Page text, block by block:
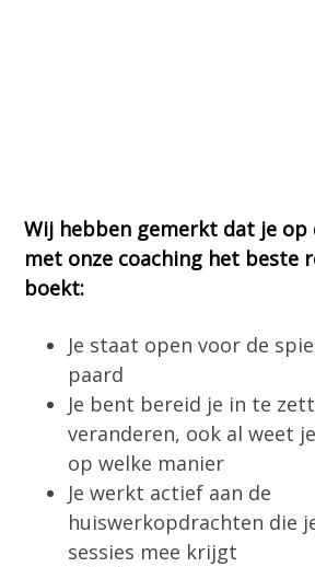
Wij hebben gemerkt dat je op
met onze coaching het beste
boekt:
Je staat open voor de
paard
Je bent bereid je in te
veranderen, ook al weet
op welke manier
Je werkt actief aan de
huiswerkopdrachten die
sessies mee krijgt